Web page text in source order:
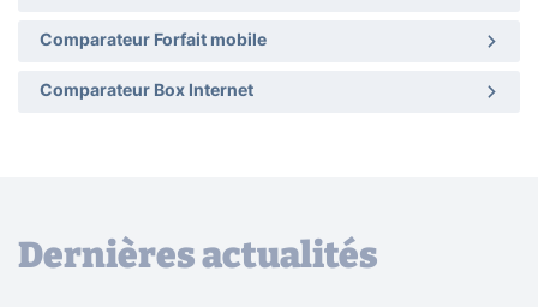
Comparateur Forfait mobile
Comparateur Box Internet
Dernières actualités